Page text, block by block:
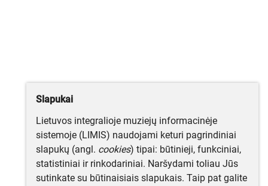
Slapukai
Lietuvos integralioje muziejų informacinėje
sistemoje (LIMIS) naudojami keturi pagrindiniai
slapukų (angl. cookies) tipai: būtinieji, funkciniai,
statistiniai ir rinkodariniai. Naršydami toliau Jūs
sutinkate su būtinaisiais slapukais. Taip pat galite